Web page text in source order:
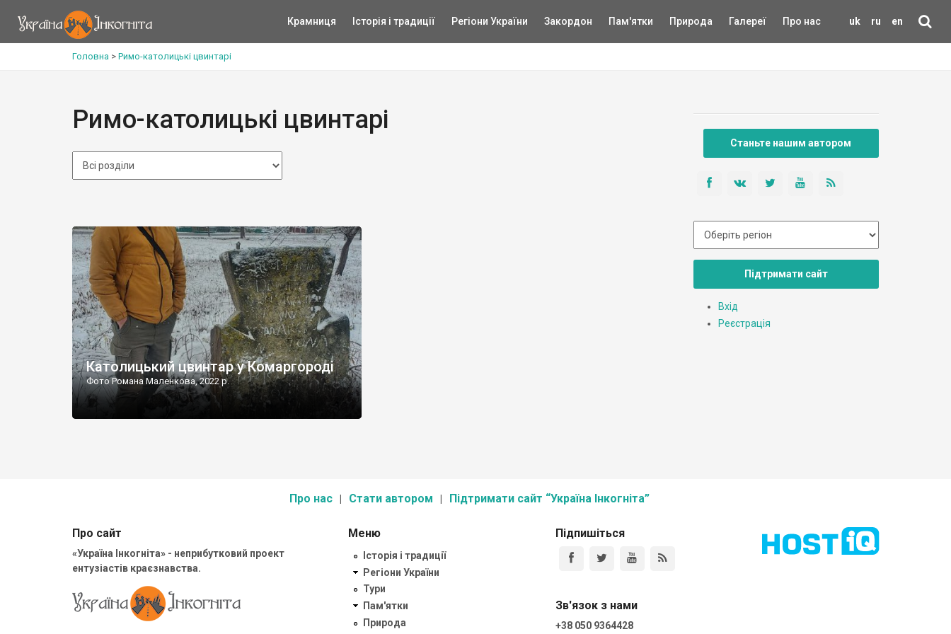
uk ru en
Крамниця Історія і традиції Регіони України Закордон Пам'ятки Природа Галереї Про нас
Головна > Римо-католицькі цвинтарі
Римо-католицькі цвинтарі
Католицький цвинтар у Комаргороді
Фото Романа Маленкова, 2022 р.
Станьте нашим автором
Підтримати сайт
Вхід
Реєстрація
Про нас Стати автором Підтримати сайт “Україна Інкогніта”
Про сайт
«Україна Інкогніта» - неприбутковий проект
ентузіастів краєзнавства.
Меню
Історія і традиції
Регіони України
Тури
Пам'ятки
Природа
Підпишіться
Зв'язок з нами
+38 050 9364428